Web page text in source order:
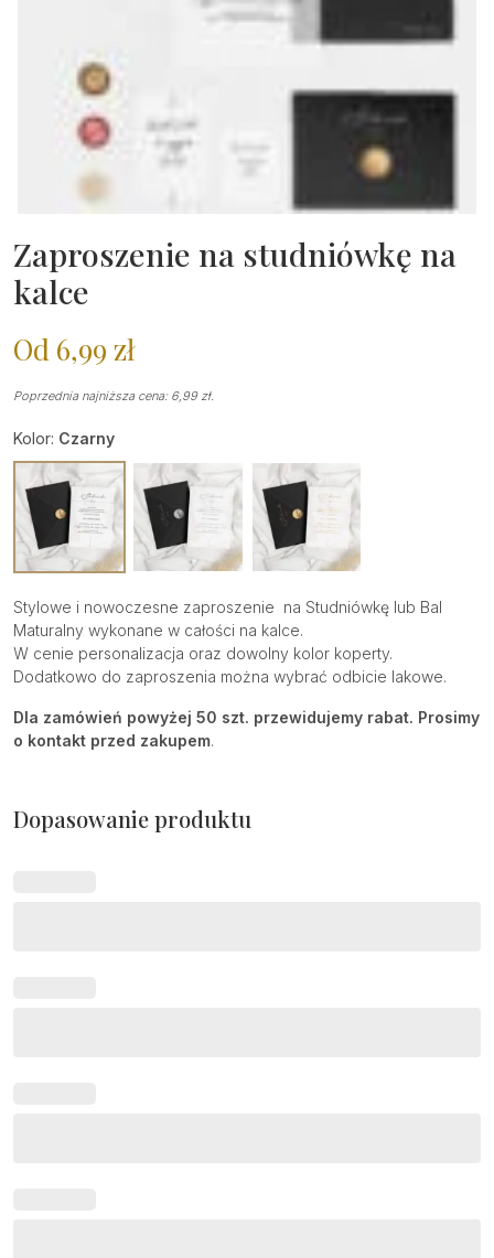
Zaproszenie na studniówkę na
kalce
Od 6,99 zł
Poprzednia najniższa cena: 6,99 zł.
Kolor: Czarny
Stylowe i nowoczesne zaproszenie na Studniówkę lub Bal
Maturalny wykonane w całości na kalce.
W cenie personalizacja oraz dowolny kolor koperty.
Dodatkowo do zaproszenia można wybrać odbicie lakowe.
Dla zamówień powyżej 50 szt. przewidujemy rabat. Prosimy
o kontakt przed zakupem.
Dopasowanie produktu